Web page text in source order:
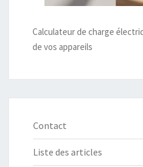
Calculateur de charge
de vos appareils
Contact
Liste des articles